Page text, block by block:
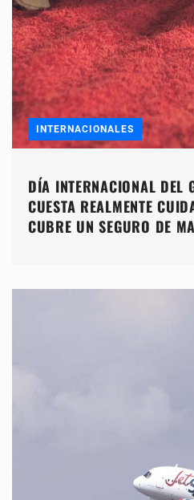
INTERNACIONALES
DÍA INTERNACIONAL DEL
CUESTA REALMENTE
CUBRE UN SEGURO DE